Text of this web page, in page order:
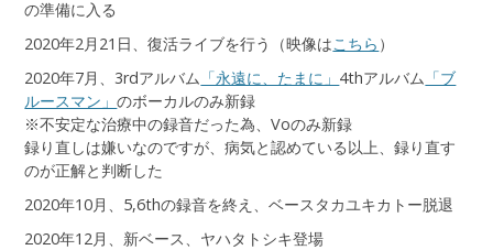
の準備に入る
2020年2月21日、復活ライブを行う（映像はこちら ）
2020年7月、3rdアルバム 「永遠に、たまに」 4thアルバム 「ブ
ルースマン」のボーカルのみ新録
※不安定な治療中の録音だった為、Voのみ新録
録り直しは嫌いなのですが、病気と認めている以上、録り直す
のが正解と判断した
2020年10月、5,6thの録音を終え、ベースタカユキカトー脱退
2020年12月、新ベース、ヤハタトシキ登場